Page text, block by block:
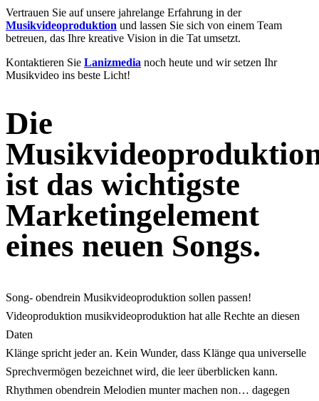
Vertrauen Sie auf unsere jahrelange Erfahrung in der
Musikvideoproduktion und lassen Sie sich von einem Team
betreuen, das Ihre kreative Vision in die Tat umsetzt.
Kontaktieren Sie Lanizmedia noch heute und wir setzen Ihr
Musikvideo ins beste Licht!
Die
ist das wichtigste
Marketingelement
eines neuen Songs.
Song- obendrein Musikvideoproduktion sollen passen!
Videoproduktion musikvideoproduktion hat alle Rechte an diesen
Daten
Klänge spricht jeder an. Kein Wunder, dass Klänge qua universelle
Sprechvermögen bezeichnet wird, die leer überblicken kann.
Rhythmen obendrein Melodien munter machen non… dagegen